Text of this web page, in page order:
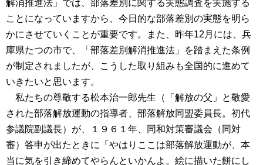
解消推進法」では、部落差別に関する実態調査を実施する
ことになっていますから、今日的な部落差別の実態を明ら
かにさせていくことが重要です。また、昨年12月には、兵
庫県たつの市で、「部落差別解消推進法」を踏まえた条例
が制定されましたが、こうした取り組みも全国的に進めて
いきたいと思います。
私たちの尊敬する松本治一郎先生（「解放の父」と敬愛
された部落解放運動の指導者、部落解放同盟委員長。初代
参議院副議長）が、１９６１年、同和対策審議会（同対
審）答申が出たときに「やはりここは部落解放運動が、本
当に気を引き締めてやらんといかんよ。絵に描いた餅にし